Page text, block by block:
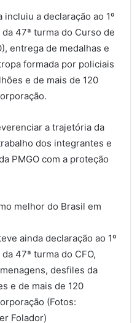
a declaração ao 1º
47ª turma do Curso de
entrega de medalhas e
formada por policiais
e de mais de 120
a trajetória da
dos integrantes e
PMGO com a proteção
ainda declaração ao 1º
47ª turma do CFO,
desfiles da
e de mais de 120
(Fotos:
Folador)